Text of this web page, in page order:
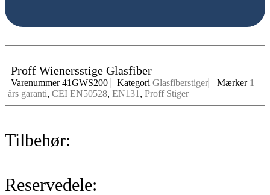
Proff Wienersstige Glasfiber
Varenummer41GWS200 Kategori Glasfiberstiger Mærker 1
års garanti, CEI EN50528, EN131 , Proff Stiger
Tilbehør:
Reservedele: